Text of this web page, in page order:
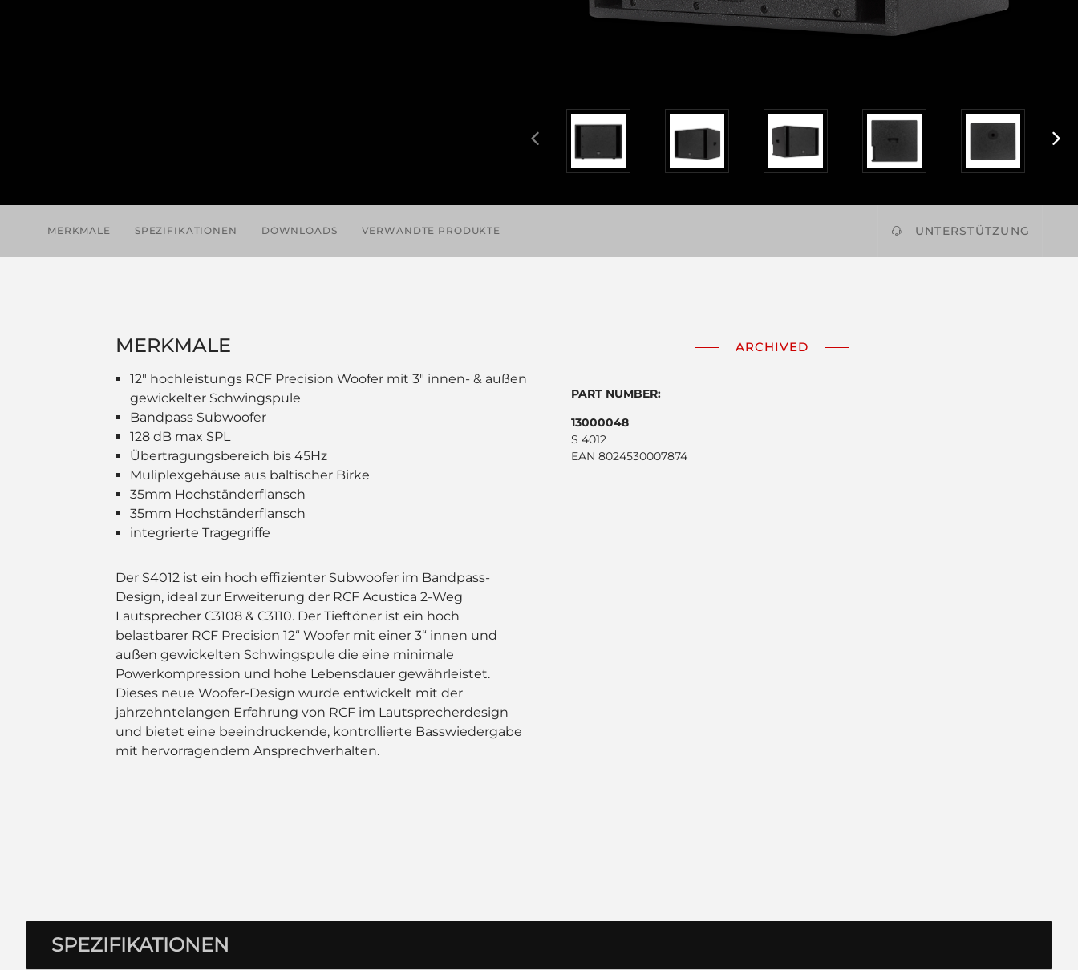
MERKMALE SPEZIFIKATIONEN DOWNLOADS VERWANDTE PRODUKTE UNTERSTÜTZUNG
MERKMALE
12" hochleistungs RCF Precision Woofer mit 3" innen- & außen
gewickelter Schwingspule
Bandpass Subwoofer
128 dB max SPL
Übertragungsbereich bis 45Hz
Muliplexgehäuse aus baltischer Birke
35mm Hochständerflansch
35mm Hochständerflansch
integrierte Tragegriffe
Der S4012 ist ein hoch effizienter Subwoofer im Bandpass-
Design, ideal zur Erweiterung der RCF Acustica 2-Weg
Lautsprecher C3108 & C3110. Der Tieftöner ist ein hoch
belastbarer RCF Precision 12“ Woofer mit einer 3“ innen und
außen gewickelten Schwingspule die eine minimale
Powerkompression und hohe Lebensdauer gewährleistet.
Dieses neue Woofer-Design wurde entwickelt mit der
jahrzehntelangen Erfahrung von RCF im Lautsprecherdesign
und bietet eine beeindruckende, kontrollierte Basswiedergabe
mit hervorragendem Ansprechverhalten.
ARCHIVED
PART NUMBER:
13000048
S 4012
EAN 8024530007874
SPEZIFIKATIONEN